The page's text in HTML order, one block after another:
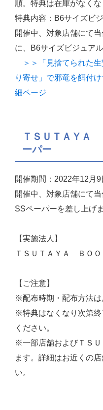
順。特典は在庫がなくな
特典内容：B6サイズビ
開催中、対象店舗にて
に、B6サイズビジュア
＞＞「見捨てられた生
り寄せ」で邪竜を餌付
細ページ
ＴＳＵＴＡＹＡ
ーパー
開催期間：2022年12月9
開催中、対象店舗にて
SSペーパーを差し上げま
【実施法人】
ＴＳＵＴＡＹＡ ＢＯＯ
【ご注意】
※配布時期・配布方法は
※特典はなくなり次第
ください。
※一部店舗およびＴＳＵ
ます。詳細はお近くの
い。